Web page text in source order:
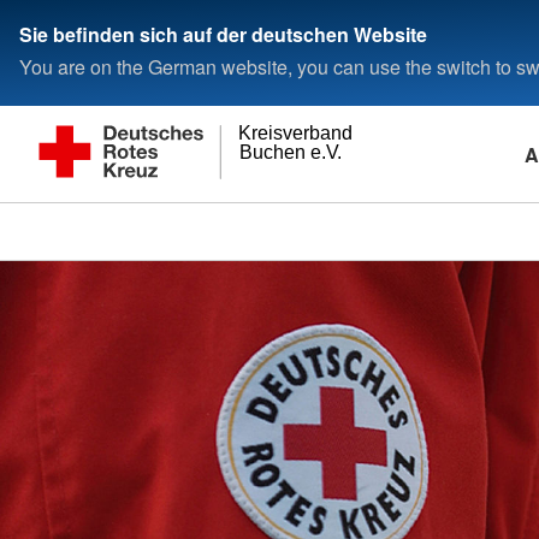
Sie befinden sich auf der deutschen Website
You are on the German website, you can use the switch to
Buchen e.V.
Kreisverband